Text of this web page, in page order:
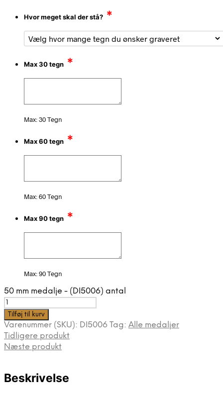
Hvor meget skal der stå? *
Max 30 tegn *
Max: 30 Tegn
Max 60 tegn *
Max: 60 Tegn
Max 90 tegn *
Max: 90 Tegn
50 mm medalje - (DI5006) antal
Tilføj til kurv
Varenummer (SKU): DI5006 Tag: Alle medaljer
Tidligere produkt
Næste produkt
Beskrivelse